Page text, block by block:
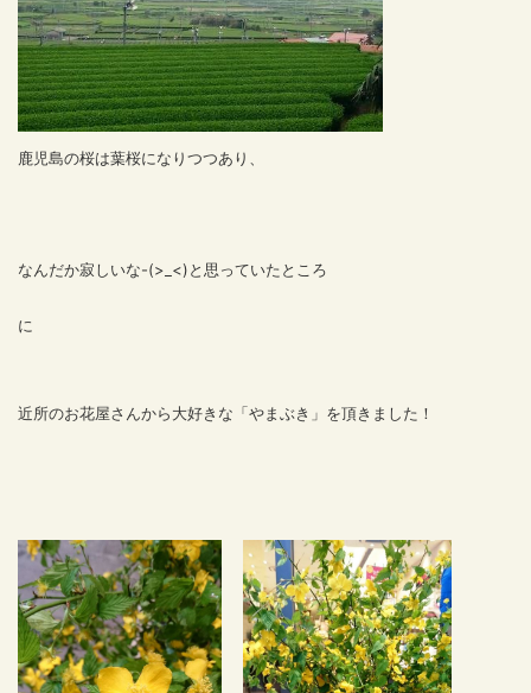
鹿児島の桜は葉桜になりつつあり、
なんだか寂しいな-(>_<)と思っていたところ
に
近所のお花屋さんから大好きな 「やまぶき」を頂きました！